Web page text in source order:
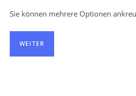
Sie können mehrere Optionen